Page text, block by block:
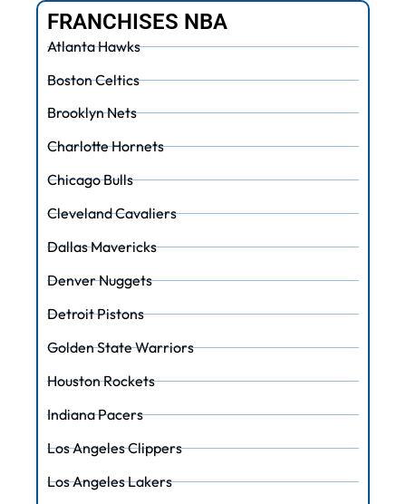
FRANCHISES NBA
Atlanta Hawks
Boston Celtics
Brooklyn Nets
Charlotte Hornets
Chicago Bulls
Cleveland Cavaliers
Dallas Mavericks
Denver Nuggets
Detroit Pistons
Golden State Warriors
Houston Rockets
Indiana Pacers
Los Angeles Clippers
Los Angeles Lakers